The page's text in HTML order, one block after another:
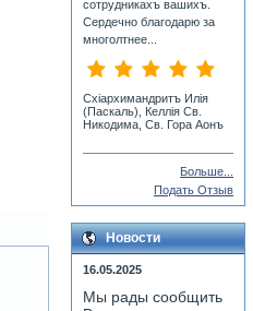
сотрудникахъ вашихъ.
Сердечно благодарю за
многолтнее...
Схiархимандритъ Илiя
(Паскаль), Келлiя Св.
Никодима, Св. Гора Аонъ
Больше...
Подать Отзыв
Новости
16.05.2025
Мы рады сообщить